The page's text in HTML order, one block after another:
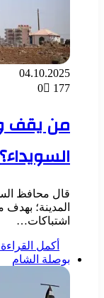
04.10.2025
0
177
من يقف
السويداء؟
قال محافظ
المدينة؛ بهدف
اشتباكات…
أكمل
بوصلة الشام